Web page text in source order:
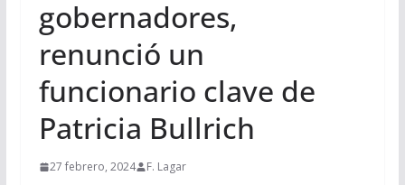
gobernadores,
renunció un
funcionario clave de
Patricia Bullrich
27 febrero, 2024 F. Lagar